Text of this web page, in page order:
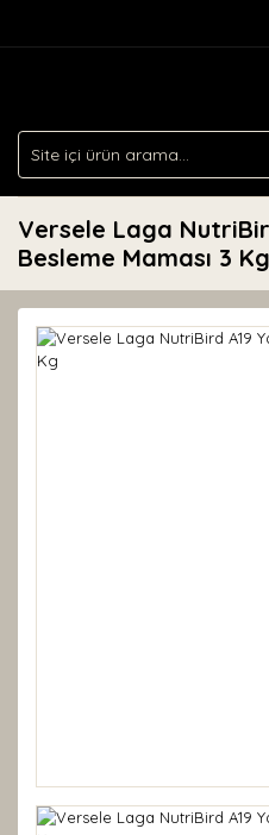
Versele Laga
Besleme Maması 3 Kg